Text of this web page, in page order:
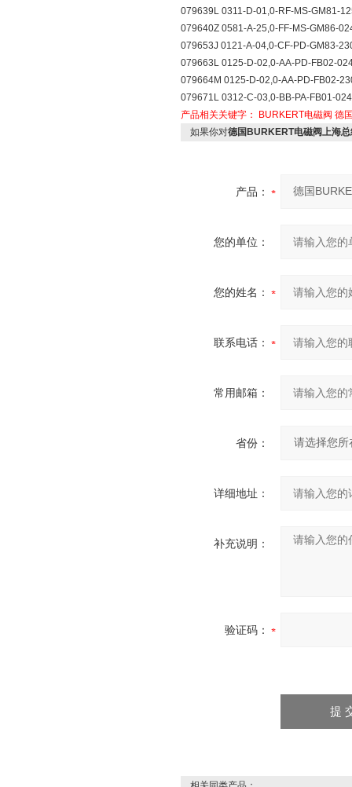
079639L 0311-D-01,0-RF-MS-GM81-
079640Z 0581-A-25,0-FF-MS-GM86-
079653J 0121-A-04,0-CF-PD-GM83-
079663L 0125-D-02,0-AA-PD-FB02-
079664M 0125-D-02,0-AA-PD-FB02-
079671L 0312-C-03,0-BB-PA-FB01-
产品相关关键字：
BURKERT电磁阀 德
如果你对德国BURKERT电磁阀上海
产品：
您的单位：
您的姓名：
联系电话：
常用邮箱：
省份：
详细地址：
补充说明：
验证码：